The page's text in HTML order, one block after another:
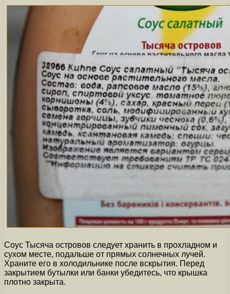
Соус Тысяча островов следует хранить в прохладном и
сухом месте, подальше от прямых солнечных лучей.
Храните его в холодильнике после вскрытия. Перед
закрытием бутылки или банки убедитесь, что крышка
плотно закрыта.